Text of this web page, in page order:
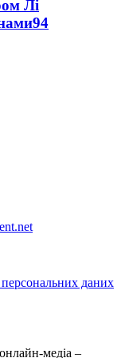
Лі
94
персональних даних
медіа –